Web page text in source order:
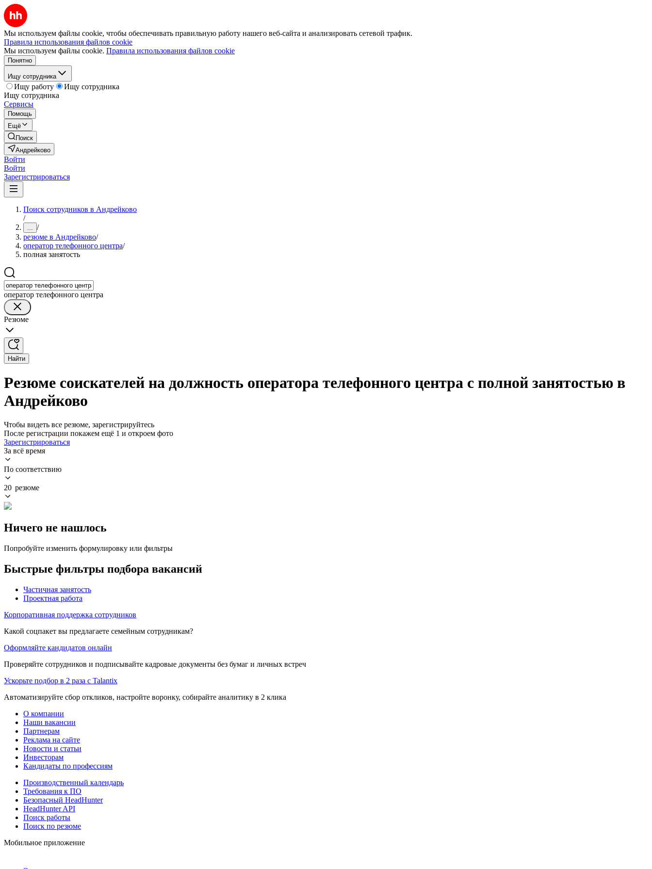
Мы используем файлы cookie, чтобы обеспечивать правильную работу нашего веб-сайта и анализировать сетевой трафик.
Правила использования файлов cookie
Мы используем файлы cookie. Правила использования файлов cookie
Понятно
Ищу сотрудника
Ищу работу
Ищу сотрудника
Ищу сотрудника
Сервисы
Помощь
Ещё
Поиск
Андрейково
Войти
Войти
Зарегистрироваться
Поиск сотрудников в Андрейково
/
... /
резюме в Андрейково/
оператор телефонного центра/
полная занятость
оператор телефонного центра
Резюме
Найти
Резюме соискателей на должность оператора телефонного центра с полной занятостью в
Андрейково
Чтобы видеть все резюме, зарегистрируйтесь
После регистрации покажем ещё 1 и откроем фото
Зарегистрироваться
За всё время
По соответствию
20 резюме
Ничего не нашлось
Попробуйте изменить формулировку или фильтры
Быстрые фильтры подбора вакансий
Частичная занятость
Проектная работа
Корпоративная поддержка сотрудников
Какой соцпакет вы предлагаете семейным сотрудникам?
Оформляйте кандидатов онлайн
Проверяйте сотрудников и подписывайте кадровые документы без бумаг и личных встреч
Ускорьте подбор в 2 раза с Talantix
Автоматизируйте сбор откликов, настройте воронку, собирайте аналитику в 2 клика
О компании
Наши вакансии
Партнерам
Реклама на сайте
Новости и статьи
Инвесторам
Кандидаты по профессиям
Производственный календарь
Требования к ПО
Безопасный HeadHunter
HeadHunter API
Поиск работы
Поиск по резюме
Мобильное приложение